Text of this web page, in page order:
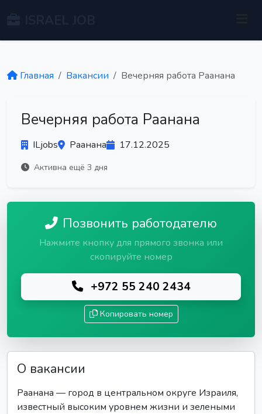
Главная Вакансии Вечерняя работа Раанана
Вечерняя работа Раанана
ILjobs Раанана 17.12.2025
Активна ещё 3 дня
Позвонить работодателю
Нажмите кнопку для прямого звонка или
скопируйте номер
+972 55 240 2434
Копировать номер
О вакансии
Раанана — город в центральном округе Израиля,
известный высоким уровнем жизни и зелеными